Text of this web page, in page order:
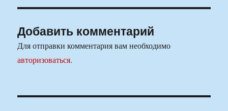
Добавить комментарий
Для отправки комментария вам необходимо
авторизоваться.